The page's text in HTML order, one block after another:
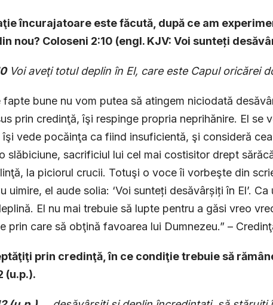
încurajatoare este făcută, după ce am
nou? Coloseni 2:10 (engl. KJV: Voi sunteți
Voi aveţi totul deplin în El, care este Capul oricărei
fapte bune nu vom putea să atingem niciodată
prin credinţă, îşi respinge propria neprihănire. El se
îşi vede pocăinţa ca fiind insuficientă, şi consideră
slăbiciune, sacrificiul lui cel mai costisitor drept
la piciorul crucii. Totuşi o voce îi vorbeşte din
uimire, el aude solia: ‘Voi sunteți desăvârșiți în El’.
El nu mai trebuie să lupte pentru a găsi vreo
prin care să obţină favoarea lui Dumnezeu.” –
prin credinţă, în ce condiţie trebuie să
(u.p.).